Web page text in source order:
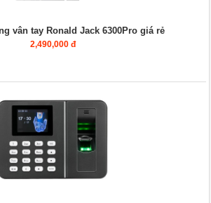
vân tay Ronald Jack 6300Pro giá rẻ
2,490,000 đ